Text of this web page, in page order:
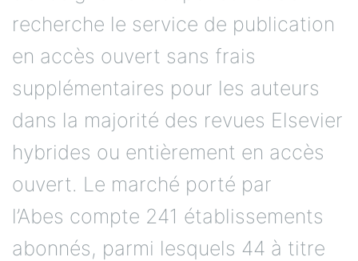
recherche le service de publication
en accès ouvert sans frais
supplémentaires pour les auteurs
dans la majorité des revues Elsevier
hybrides ou entièrement en accès
ouvert. Le marché porté par
l’Abes compte 241 établissements
abonnés, parmi lesquels 44 à titre